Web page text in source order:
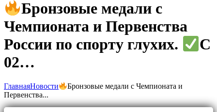
Бронзовые медали с
Чемпионата и Первенства
России по спорту глухих.
С
02…
ГлавнаяНовости
Бронзовые медали с Чемпионата и
Первенства...